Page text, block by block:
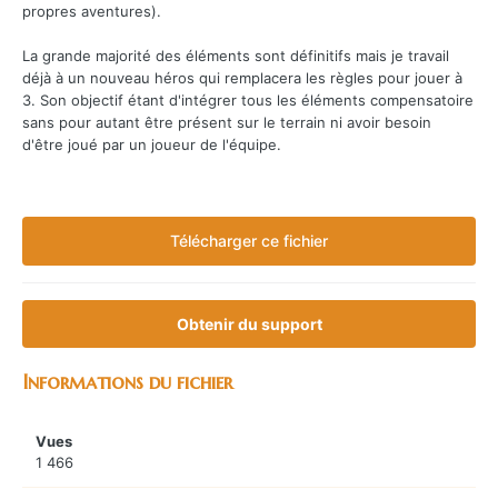
propres aventures).
La grande majorité des éléments sont définitifs mais je travail
déjà à un nouveau héros qui remplacera les règles pour jouer à
3. Son objectif étant d'intégrer tous les éléments compensatoire
sans pour autant être présent sur le terrain ni avoir besoin
d'être joué par un joueur de l'équipe.
Télécharger ce fichier
Obtenir du support
Informations du fichier
Vues
1 466